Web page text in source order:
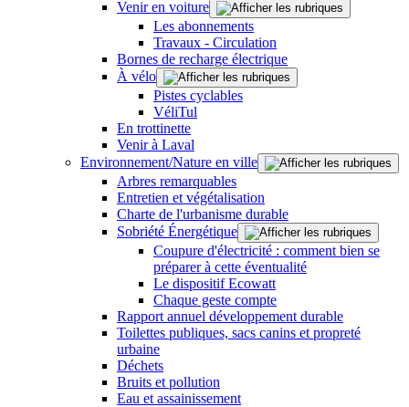
Venir en voiture
Les abonnements
Travaux - Circulation
Bornes de recharge électrique
À vélo
Pistes cyclables
VéliTul
En trottinette
Venir à Laval
Environnement/Nature en ville
Arbres remarquables
Entretien et végétalisation
Charte de l'urbanisme durable
Sobriété Énergétique
Coupure d'électricité : comment bien se
préparer à cette éventualité
Le dispositif Ecowatt
Chaque geste compte
Rapport annuel développement durable
Toilettes publiques, sacs canins et propreté
urbaine
Déchets
Bruits et pollution
Eau et assainissement